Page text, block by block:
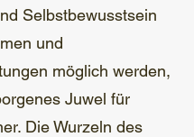
Selbstbewusstsein
und
möglich werden,
Juwel für
Die Wurzeln des